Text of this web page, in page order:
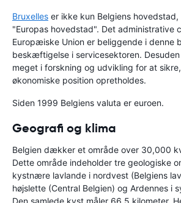
Bruxelles er ikke kun Belgiens
"Europas hovedstad". Det administrative
Europæiske Union er beliggende i denne
beskæftigelse i servicesektoren.
meget i forskning og udvikling for at
økonomiske position opretholdes.
Siden 1999 Belgiens valuta er euroen.
Geografi og klima
Belgien dækker et område over 30,000
Dette område indeholder tre geologiske
kystnære lavlande i nordvest (Belgiens
højslette (Central Belgien) og Ardennes i